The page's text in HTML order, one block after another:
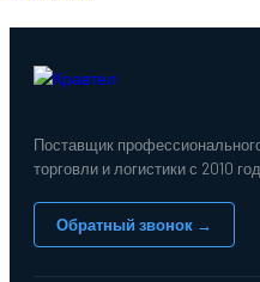
Поставщик
торговли и логистики с 2010
Обратный звонок →